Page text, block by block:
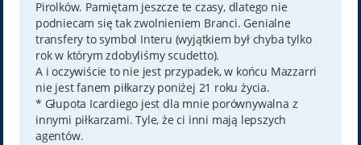
Pirolków. Pamiętam jeszcze te czasy, dlatego nie
podniecam się tak zwolnieniem Branci. Genialne
transfery to symbol Interu (wyjątkiem był chyba tylko
rok w którym zdobyliśmy scudetto).
A i oczywiście to nie jest przypadek, w końcu Mazzarri
nie jest fanem piłkarzy poniżej 21 roku życia.
* Głupota Icardiego jest dla mnie porównywalna z
innymi piłkarzami. Tyle, że ci inni mają lepszych
agentów.